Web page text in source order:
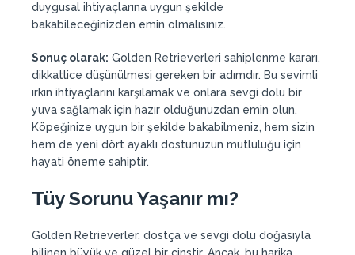
duygusal ihtiyaçlarına uygun şekilde
bakabileceğinizden emin olmalısınız.
Sonuç olarak: Golden Retrieverleri sahiplenme kararı,
dikkatlice düşünülmesi gereken bir adımdır. Bu sevimli
ırkın ihtiyaçlarını karşılamak ve onlara sevgi dolu bir
yuva sağlamak için hazır olduğunuzdan emin olun.
Köpeğinize uygun bir şekilde bakabilmeniz, hem sizin
hem de yeni dört ayaklı dostunuzun mutluluğu için
hayati öneme sahiptir.
Tüy Sorunu Yaşanır mı?
Golden Retrieverler, dostça ve sevgi dolu doğasıyla